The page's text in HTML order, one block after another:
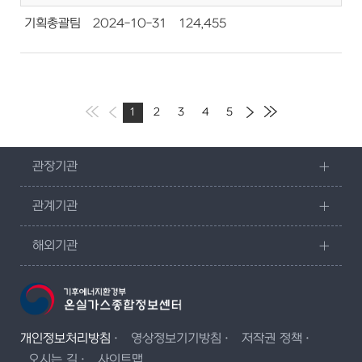
기획총괄팀 2024-10-31 124,455
1 2 3 4 5
관장기관
관계기관
해외기관
개인정보처리방침 영상정보기기방침
저작권 정책